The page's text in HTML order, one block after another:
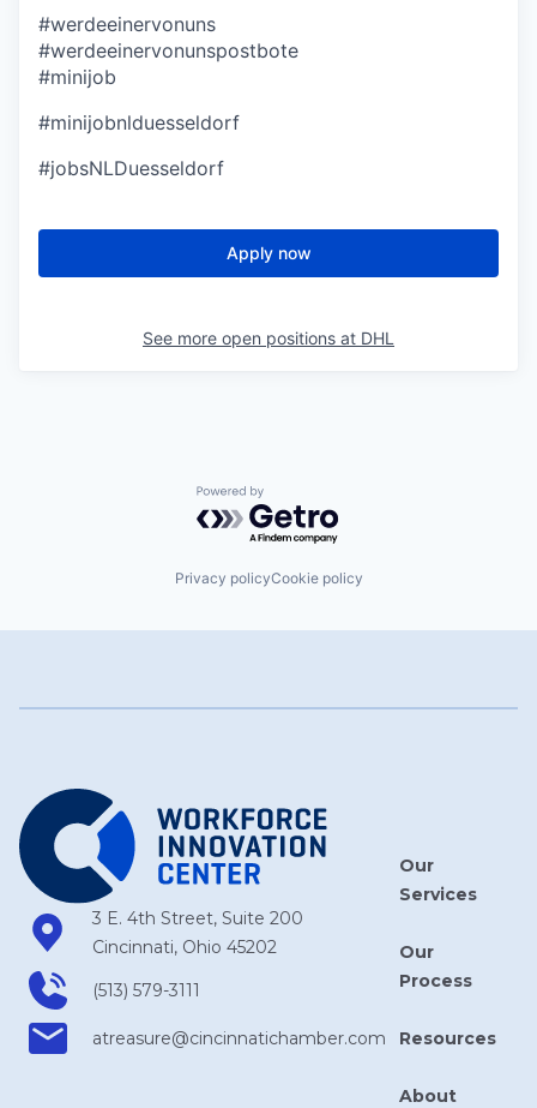
#werdeeinervonuns
#werdeeinervonunspostbote
#minijob
#minijobnlduesseldorf
#jobsNLDuesseldorf
Apply now
See more open positions at DHL
Powered by Getro.com
Privacy policyCookie policy
3 E. 4th Street, Suite 200
Cincinnati, Ohio 45202
(513) 579-3111
atreasure​@cincinnatichamber​.com
Our
Services
Our
Process
Resources
About